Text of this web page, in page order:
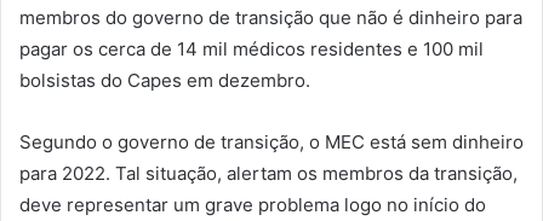
membros do governo de transição que não é dinheiro para
pagar os cerca de 14 mil médicos residentes e 100 mil
bolsistas do Capes em dezembro.
Segundo o governo de transição, o MEC está sem dinheiro
para 2022. Tal situação, alertam os membros da transição,
deve representar um grave problema logo no início do